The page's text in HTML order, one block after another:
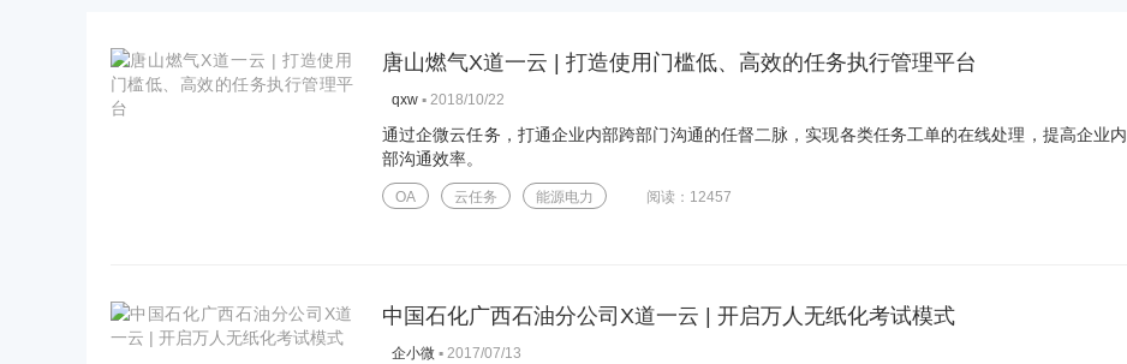
唐山燃气X道一云 | 打造使用门槛低、高效的任务执行管理平台
qxw ▪ 2018/10/22
通过企微云任务，打通企业内部跨部门沟通的任督二脉，实现各类任务工单的在线处理，提高企业内
部沟通效率。
OA 云任务 能源电力 阅读：12457
中国石化广西石油分公司X道一云 | 开启万人无纸化考试模式
企小微 ▪ 2017/07/13